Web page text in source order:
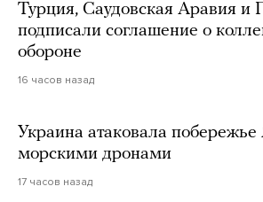
Турция, Саудовская Аравия и
подписали соглашение о
обороне
16 часов назад
Украина атаковала
морскими дронами
17 часов назад